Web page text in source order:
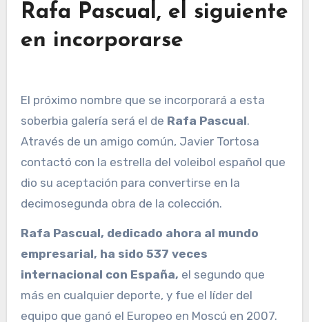
Rafa Pascual, el siguiente
en incorporarse
El próximo nombre que se incorporará a esta
soberbia galería será el de Rafa Pascual.
Através de un amigo común, Javier Tortosa
contactó con la estrella del voleibol español que
dio su aceptación para convertirse en la
decimosegunda obra de la colección.
Rafa Pascual, dedicado ahora al mundo
empresarial, ha sido 537 veces
internacional con España, el segundo que
más en cualquier deporte, y fue el líder del
equipo que ganó el Europeo en Moscú en 2007.